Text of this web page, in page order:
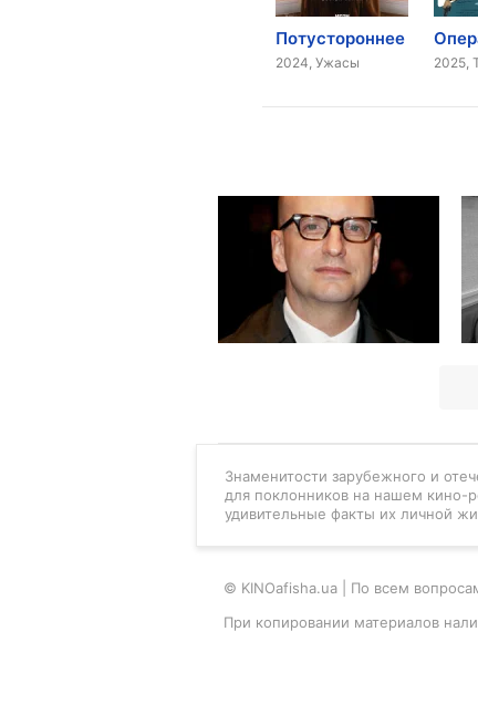
Потустороннее
2024, Ужасы 2025,
Знаменитости зарубежного и
для поклонников на нашем
удивительные факты их личной
© KINOafisha.ua | По всем
При копировании материалов